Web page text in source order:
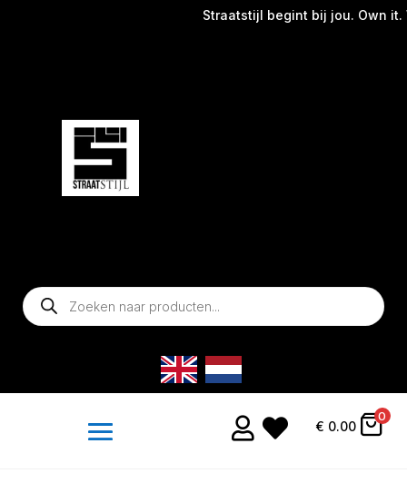
Straatstijl begint bij jou. Own it.
Producten
zoeken
  € 0.00
0